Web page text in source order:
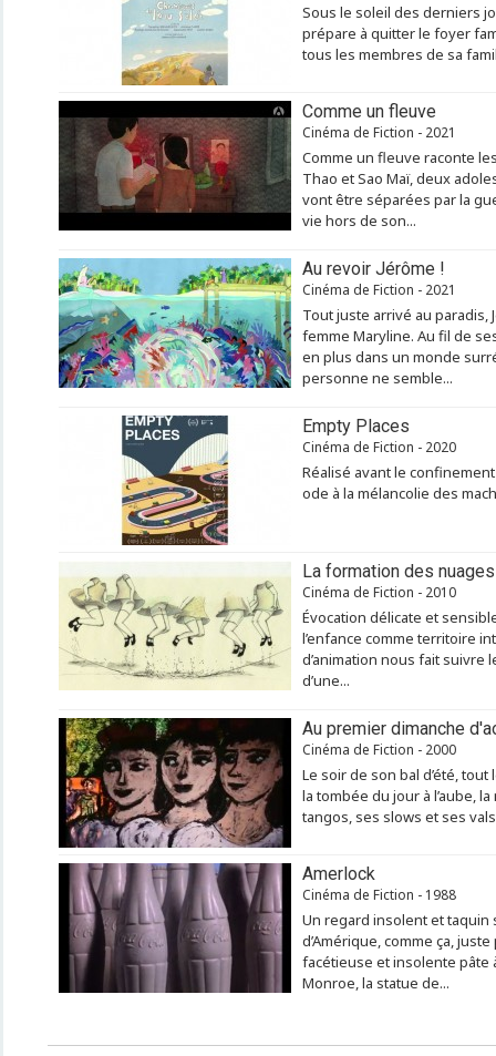
Sous le soleil des derniers
prépare à quitter le foyer
tous les membres de sa
Comme un fleuve
Cinéma de Fiction - 2021
Comme un fleuve raconte
Thao et Sao Maï, deux
vont être séparées par la
vie hors de son...
Au revoir Jérôme !
Cinéma de Fiction - 2021
Tout juste arrivé au paradis,
femme Maryline. Au fil de
en plus dans un monde
personne ne semble...
Empty Places
Cinéma de Fiction - 2020
Réalisé avant le
ode à la mélancolie des
La formation des nuages
Cinéma de Fiction - 2010
Évocation délicate et
l’enfance comme territoire
d’animation nous fait suivre
d’une...
Au premier dimanche
Cinéma de Fiction - 2000
Le soir de son bal d’été,
la tombée du jour à l’aube,
tangos, ses slows et ses
Amerlock
Cinéma de Fiction - 1988
Un regard insolent et taquin
d’Amérique, comme ça,
facétieuse et insolente pâte
Monroe, la statue de...